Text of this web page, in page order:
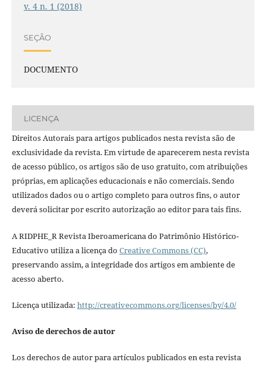
v. 4 n. 1 (2018)
SEÇÃO
DOCUMENTO
LICENÇA
Direitos Autorais para artigos publicados nesta revista são de
exclusividade da revista. Em virtude de aparecerem nesta revista
de acesso público, os artigos são de uso gratuito, com atribuições
próprias, em aplicações educacionais e não comerciais. Sendo
utilizados dados ou o artigo completo para outros fins, o autor
deverá solicitar por escrito autorização ao editor para tais fins.
A RIDPHE_R Revista Iberoamericana do Patrimônio Histórico-
Educativo utiliza a licença do Creative Commons (CC),
preservando assim, a integridade dos artigos em ambiente de
acesso aberto.
Licença utilizada: http://creativecommons.org/licenses/by/4.0/
Aviso de derechos de autor
Los derechos de autor para artículos publicados en esta revista